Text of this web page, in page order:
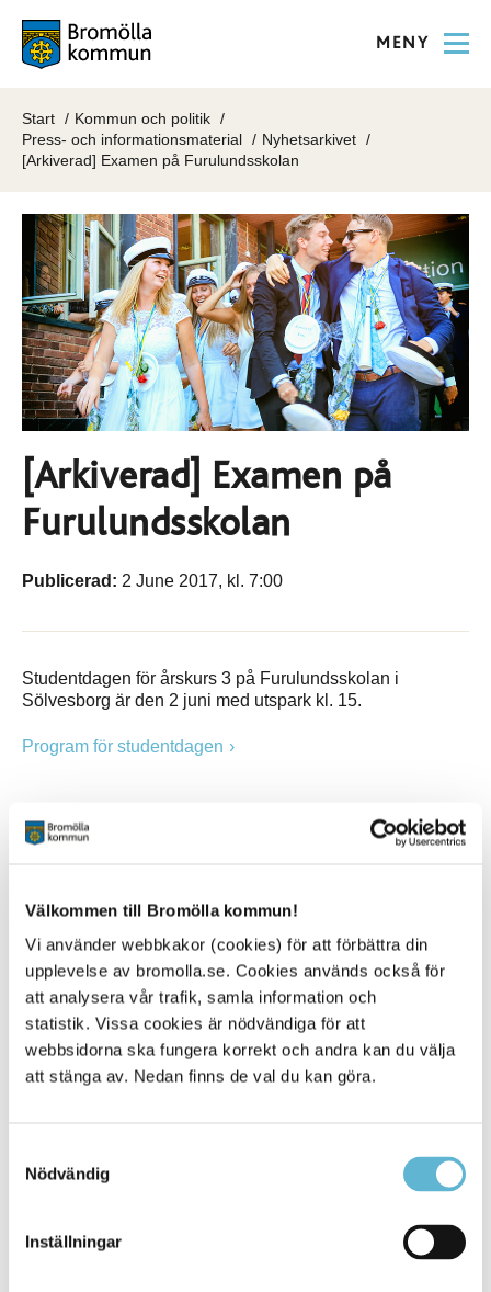
Välkommen till Bromölla kommun!
Vi använder webbkakor (cookies) för att förbättra din
upplevelse av bromolla.se. Cookies används också för
att analysera vår trafik, samla information och
statistik. Vissa cookies är nödvändiga för att
webbsidorna ska fungera korrekt och andra kan du välja
att stänga av. Nedan finns de val du kan göra.
Nödvändig
Inställningar
MENY
Start
Kommun och politik
Press- och informationsmaterial
Nyhetsarkivet
[Arkiverad] Examen på Furulundsskolan
[Arkiverad] Examen på
Furulundsskolan
Publicerad: 2 June 2017, kl. 7:00
Studentdagen för årskurs 3 på Furulundsskolan i
Sölvesborg är den 2 juni med utspark kl. 15.
Program för studentdagen
Sidan senast uppdaterad:
Kommentera
Skriv ut